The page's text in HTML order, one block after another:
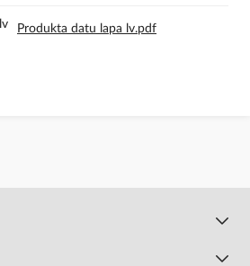
Produkta datu lapa lv.pdf